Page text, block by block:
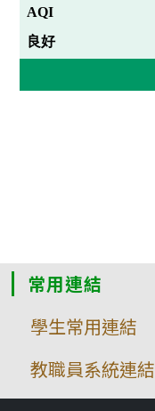
常用連結
學生常用連結
教職員系統連結